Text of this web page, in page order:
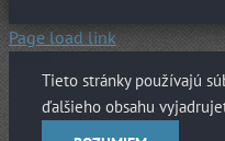
Page load link
Tieto stránky používajú
ďalšieho obsahu